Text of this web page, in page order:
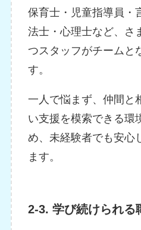
保育士・児童指導員・
法士・心理士など、さ
つスタッフがチームと
す。
一人で悩まず、仲間と
い支援を模索できる環
め、未経験者でも安心
ます。
2-3. 学び続けられる